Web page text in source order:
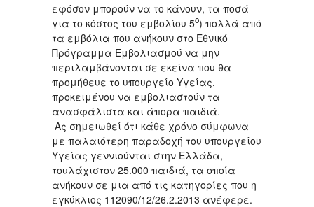
εφόσον μπορούν να το κάνουν, τα ποσά
για το κόστος του εμβολίου 5ο) πολλά από
τα εμβόλια που ανήκουν στο Εθνικό
Πρόγραμμα Εμβολιασμού να μην
περιλαμβάνονται σε εκείνα που θα
προμήθευε το υπουργείο Υγείας,
προκειμένου να εμβολιαστούν τα
ανασφάλιστα και άπορα παιδιά.
Ας σημειωθεί ότι κάθε χρόνο σύμφωνα
με παλαιότερη παραδοχή του υπουργείου
Υγείας γεννιούνται στην Ελλάδα,
τουλάχιστον 25.000 παιδιά, τα οποία
ανήκουν σε μια από τις κατηγορίες που η
εγκύκλιος 112090/12/26.2.2013 ανέφερε.